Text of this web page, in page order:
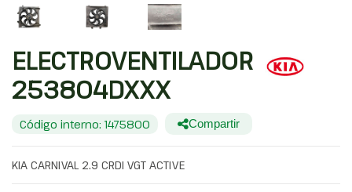
ELECTROVENTILADOR
253804DXXX
Código interno: 1475800 Compartir
KIA CARNIVAL 2.9 CRDI VGT ACTIVE